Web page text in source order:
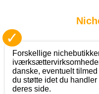
✓
Forskellige
danske, eventuelt
du støtte idet du
deres side.